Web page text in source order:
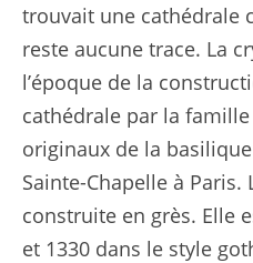
trouvait une cathédrale
reste aucune trace. La
l’époque de la
cathédrale par la
originaux de la
Sainte-Chapelle à Paris.
construite en grès. Elle
et 1330 dans le style